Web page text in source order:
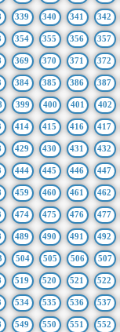
339 340 341 342
354 355 356 357
369 370 371 372
384 385 386 387
399 400 401 402
414 415 416 417
429 430 431 432
444 445 446 447
459 460 461 462
474 475 476 477
489 490 491 492
504 505 506 507
519 520 521 522
534 535 536 537
549 550 551 552